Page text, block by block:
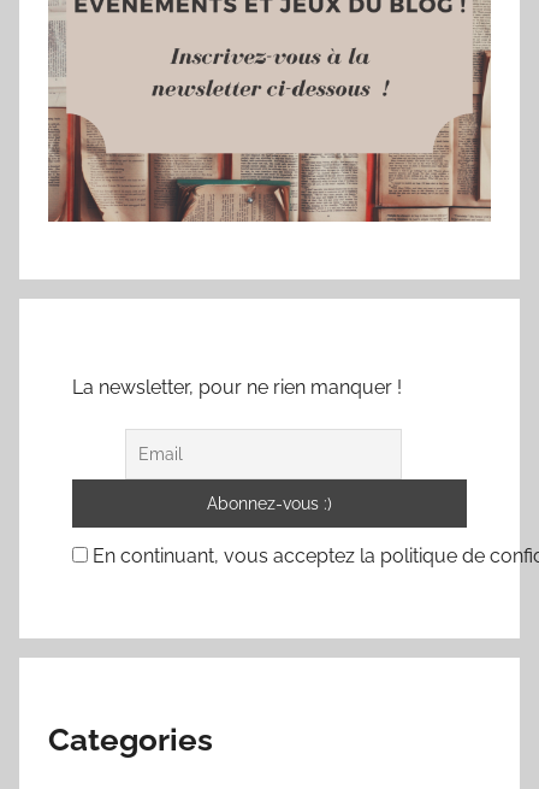
La newsletter, pour ne rien manquer !
En continuant, vous acceptez la politique de
Categories